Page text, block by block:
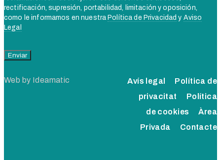
rectificación, supresión, portabilidad, limitación y oposición,
como le informamos en nuestraPolítica de Privacidad y Aviso
Legal
Web by Ideamatic Avís legal
Política de
privacitat
Política
de cookies
Àrea
Privada
Contacte